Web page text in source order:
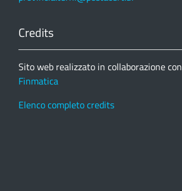
Credits
Sito web realizzato in collaborazione con
Finmatica
Elenco completo credits